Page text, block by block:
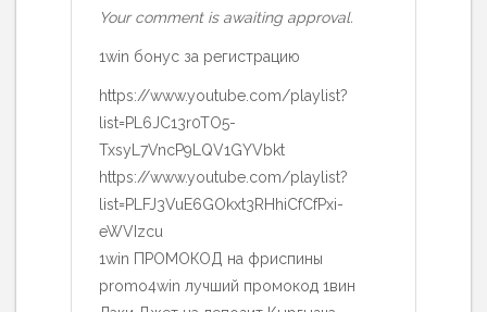
Your comment is awaiting approval.
1win бонус за регистрацию
https://www.youtube.com/playlist?
list=PL6JC13r0TO5-
TxsyL7VncP9LQV1GYVbkt
https://www.youtube.com/playlist?
list=PLFJ3VuE6GOkxt3RHhiCfCfPxi-
eWVIzcu
1win ПРОМОКОД на фриспины
promo4win лучший промокод 1вин